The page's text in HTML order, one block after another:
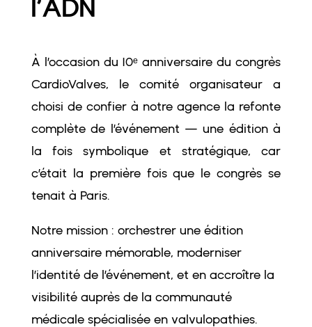
l’ADN
À l’occasion du 10ᵉ anniversaire du congrès
CardioValves, le comité organisateur a
choisi de confier à notre agence la refonte
complète de l’événement — une édition à
la fois symbolique et stratégique, car
c’était la première fois que le congrès se
tenait à Paris.
Notre mission : orchestrer une édition
anniversaire mémorable, moderniser
l’identité de l’événement, et en accroître la
visibilité auprès de la communauté
médicale spécialisée en valvulopathies.